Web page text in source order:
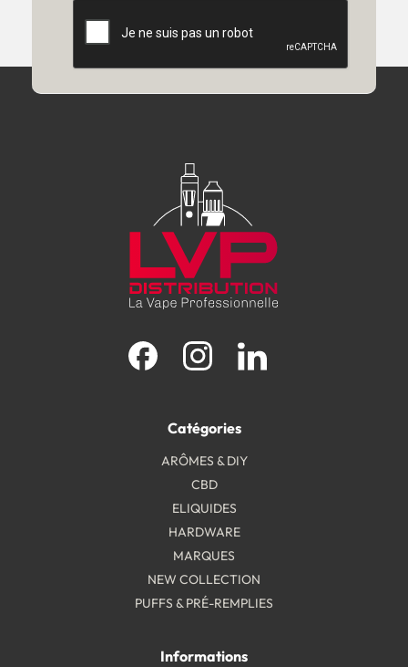
Catégories
ARÔMES & DIY
CBD
ELIQUIDES
HARDWARE
MARQUES
NEW COLLECTION
PUFFS & PRÉ-REMPLIES
Informations
Facebook Instagram